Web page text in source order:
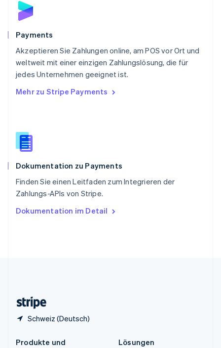
Payments
Akzeptieren Sie Zahlungen online, am POS vor Ort und
weltweit mit einer einzigen Zahlungslösung, die für
jedes Unternehmen geeignet ist.
Mehr zu Stripe Payments
Dokumentation zu Payments
Finden Sie einen Leitfaden zum Integrieren der
Zahlungs-APIs von Stripe.
Dokumentation im Detail
Schweiz (Deutsch)
Schweden
Schweiz
Singapur
English简体中文
Slowakei
Slowenien
English
Spanien
Thailand
Tschechische Republik
English
English
Produkte und
Lösungen